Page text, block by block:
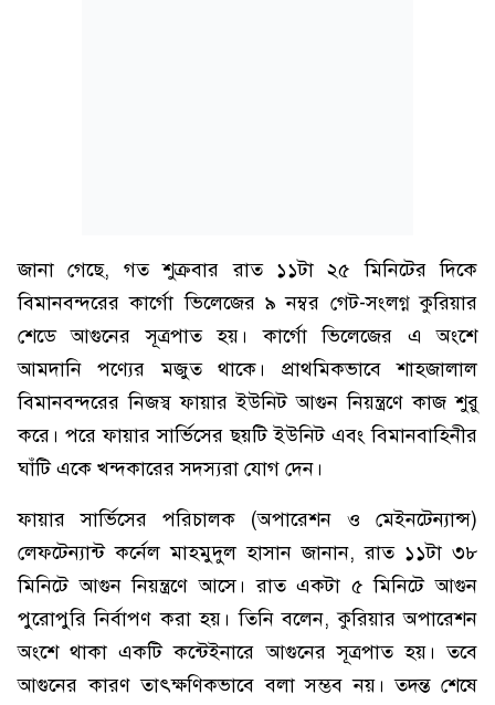
জানা গেছে, গত শুক্রবার রাত ১১টা ২৫ মিনিটের দিকে
বিমানবন্দরের কার্গো ভিলেজের ৯ নম্বর গেট-সংলগ্ন কুরিয়ার
শেডে আগুনের সূত্রপাত হয়। কার্গো ভিলেজের এ অংশে
আমদানি পণ্যের মজুত থাকে। প্রাথমিকভাবে শাহজালাল
বিমানবন্দরের নিজস্ব ফায়ার ইউনিট আগুন নিয়ন্ত্রণে কাজ শুরু
করে। পরে ফায়ার সার্ভিসের ছয়টি ইউনিট এবং বিমানবাহিনীর
ঘাঁটি একে খন্দকারের সদস্যরা যোগ দেন।
ফায়ার সার্ভিসের পরিচালক (অপারেশন ও মেইনটেন্যান্স)
লেফটেন্যান্ট কর্নেল মাহমুদুল হাসান জানান, রাত ১১টা ৩৮
মিনিটে আগুন নিয়ন্ত্রণে আসে। রাত একটা ৫ মিনিটে আগুন
পুরোপুরি নির্বাপণ করা হয়। তিনি বলেন, কুরিয়ার অপারেশন
অংশে থাকা একটি কন্টেইনারে আগুনের সূত্রপাত হয়। তবে
আগুনের কারণ তাৎক্ষণিকভাবে বলা সম্ভব নয়। তদন্ত শেষে